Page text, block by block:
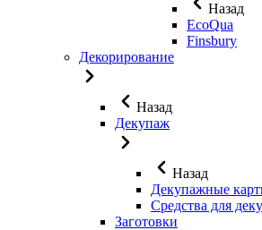
Назад
EcoQua
Finsbury
Декорирование
Назад
Декупаж
Назад
Декупажные
Средства для
Заготовки